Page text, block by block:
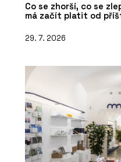
Co se zhorší, co se
má začít platit od
29. 7. 2026